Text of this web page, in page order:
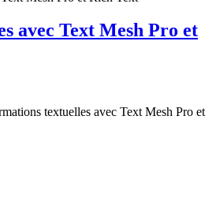
avec Text Mesh Pro et
textuelles avec Text Mesh Pro et